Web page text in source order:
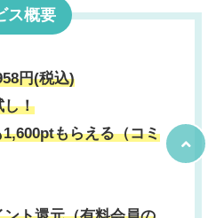
ス概要
円(税込)
し！
もらえる（コミ